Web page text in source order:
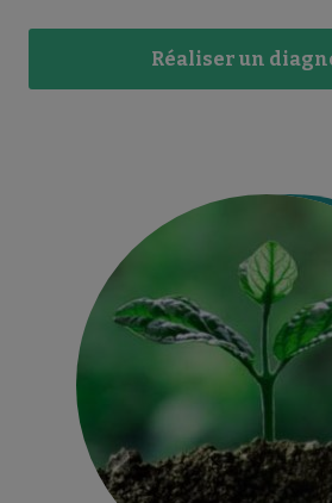
Réaliser un